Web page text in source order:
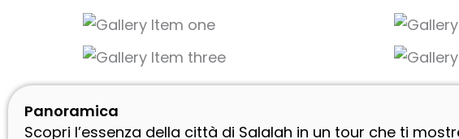
Panoramica
Scopri l’essenza della città di Salalah in un tour che ti